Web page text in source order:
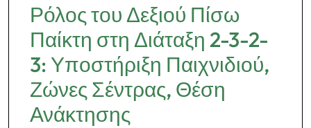
Ρόλος του Δεξιού Πίσω
Παίκτη στη Διάταξη 2-3-2-
3: Υποστήριξη Παιχνιδιού,
Ζώνες Σέντρας, Θέση
Ανάκτησης